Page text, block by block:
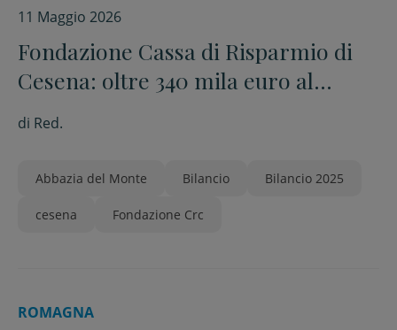
11 Maggio 2026
Fondazione Cassa di Risparmio di
Cesena: oltre 340 mila euro al
territorio nel 2025.
di Red.
Abbazia del Monte Bilancio Bilancio 2025
cesena Fondazione Crc
ROMAGNA